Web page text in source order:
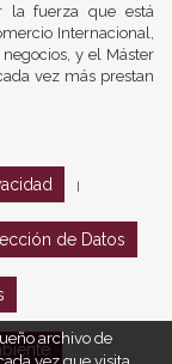
la fuerza que está
Internacional,
y el Máster
vez más prestan
de Datos
archivo de